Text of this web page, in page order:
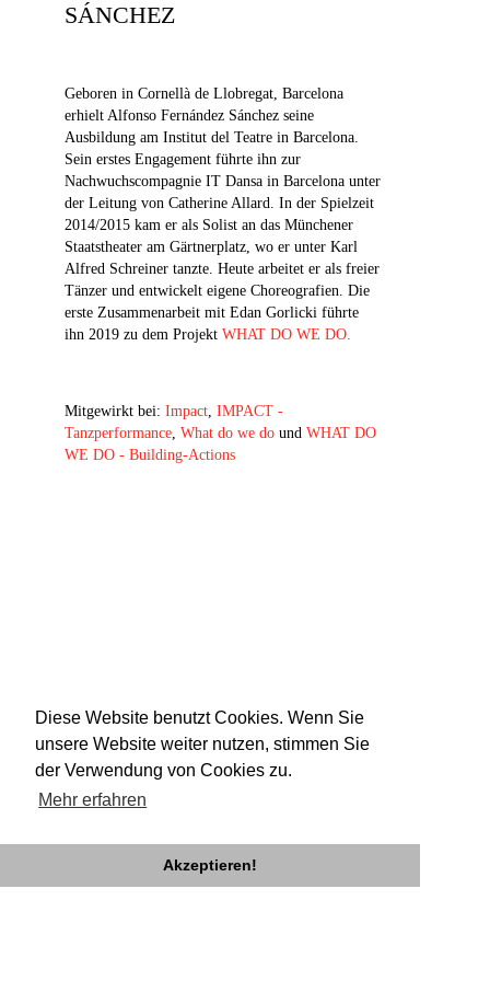
Diese Website benutzt Cookies. Wenn Sie
unsere Website weiter nutzen, stimmen Sie
der Verwendung von Cookies zu.
Mehr erfahren
Akzeptieren!
SÁNCHEZ
Geboren in Cornellà de Llobregat, Barcelona
erhielt Alfonso Fernández Sánchez seine
Ausbildung am Institut del Teatre in Barcelona.
Sein erstes Engagement führte ihn zur
Nachwuchscompagnie IT Dansa in Barcelona unter
der Leitung von Catherine Allard. In der Spielzeit
2014/2015 kam er als Solist an das Münchener
Staatstheater am Gärtnerplatz, wo er unter Karl
Alfred Schreiner tanzte. Heute arbeitet er als freier
Tänzer und entwickelt eigene Choreografien. Die
erste Zusammenarbeit mit Edan Gorlicki führte
ihn 2019 zu dem Projekt WHAT DO WE DO.
Mitgewirkt bei: Impact, IMPACT -
Tanzperformance, What do we do und WHAT DO
WE DO - Building-Actions